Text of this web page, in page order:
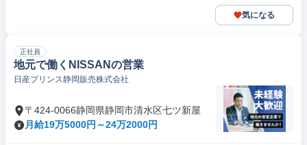
気になる
正社員
地元で働くNISSANの営業
日産プリンス静岡販売株式会社
〒424-0066静岡県静岡市清水区七ツ新屋
月給19万5000円～24万2000円